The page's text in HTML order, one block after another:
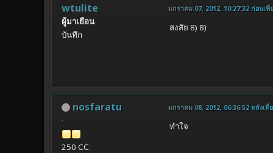
wtulite
ผู้มาเยือน
บันทึก
มกราคม 07, 2012, 10:27:32 ก่อนเที่
สงสัย 8) 8)
nosfaratu
250 CC.
มกราคม 08, 2012, 06:36:52 หลังเที่
ทําใจ